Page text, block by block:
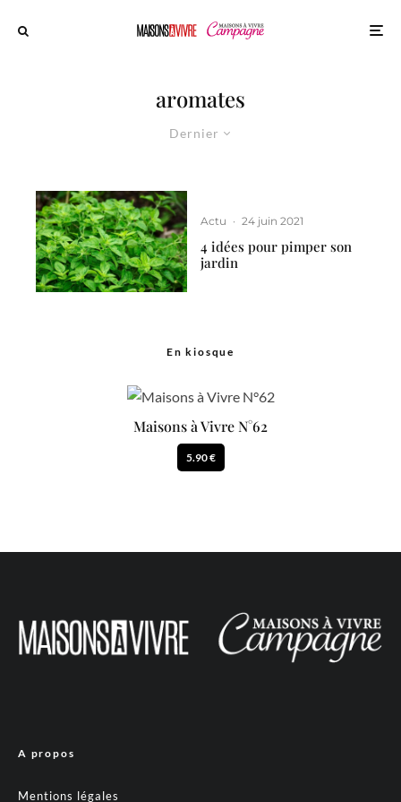
aromates
Dernier
Actu · 24 juin 2021
4 idées pour pimper son
jardin
En kiosque
Maisons à Vivre N°62
5.90 €
A propos
Mentions légales